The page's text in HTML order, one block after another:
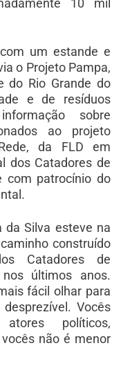
um estande e
o Projeto Pampa,
do Rio Grande do
e de resíduos
sobre
ao projeto
da FLD em
dos Catadores de
com patrocínio do
da Silva esteve na
construído
Catadores de
nos últimos anos.
fácil olhar para
Vocês
políticos,
não é menor